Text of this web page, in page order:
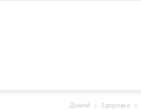
Домой Здоровье